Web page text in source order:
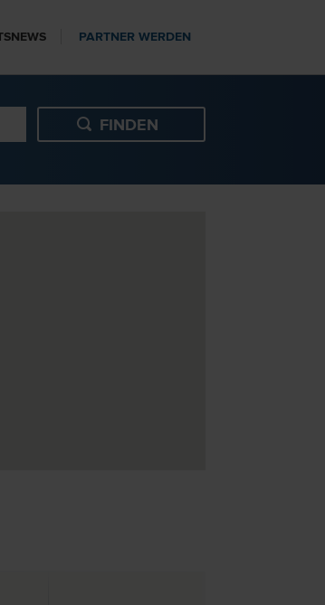
PARTNER WERDEN